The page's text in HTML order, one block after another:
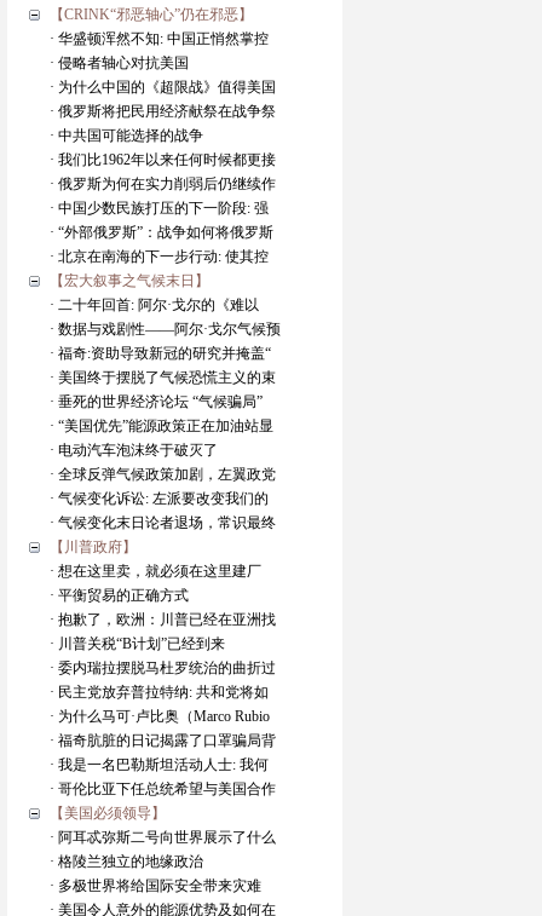
【CRINK“邪恶轴心”仍在邪恶】
· 华盛顿浑然不知: 中国正悄然掌控
· 侵略者轴心对抗美国
· 为什么中国的《超限战》值得美国
· 俄罗斯将把民用经济献祭在战争祭
· 中共国可能选择的战争
· 我们比1962年以来任何时候都更接
· 俄罗斯为何在实力削弱后仍继续作
· 中国少数民族打压的下一阶段: 强
· “外部俄罗斯”：战争如何将俄罗斯
· 北京在南海的下一步行动: 使其控
【宏大叙事之气候末日】
· 二十年回首: 阿尔·戈尔的《难以
· 数据与戏剧性——阿尔·戈尔气候预
· 福奇:资助导致新冠的研究并掩盖“
· 美国终于摆脱了气候恐慌主义的束
· 垂死的世界经济论坛 “气候骗局”
· “美国优先”能源政策正在加油站显
· 电动汽车泡沫终于破灭了
· 全球反弹气候政策加剧，左翼政党
· 气候变化诉讼: 左派要改变我们的
· 气候变化末日论者退场，常识最终
【川普政府】
· 想在这里卖，就必须在这里建厂
· 平衡贸易的正确方式
· 抱歉了，欧洲：川普已经在亚洲找
· 川普关税“B计划”已经到来
· 委内瑞拉摆脱马杜罗统治的曲折过
· 民主党放弃普拉特纳: 共和党将如
· 为什么马可·卢比奥（Marco Rubio
· 福奇肮脏的日记揭露了口罩骗局背
· 我是一名巴勒斯坦活动人士: 我何
· 哥伦比亚下任总统希望与美国合作
【美国必须领导】
· 阿耳忒弥斯二号向世界展示了什么
· 格陵兰独立的地缘政治
· 多极世界将给国际安全带来灾难
· 美国令人意外的能源优势及如何在